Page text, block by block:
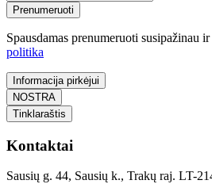
Prenumeruoti
Spausdamas prenumeruoti susipažinau
politika
Informacija pirkėjui
NOSTRA
Tinklaraštis
Kontaktai
Sausių g. 44, Sausių k., Trakų raj. LT-